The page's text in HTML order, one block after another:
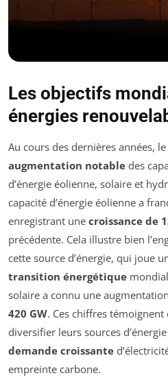
Les objectifs
énergies
Au cours des dernières années,
augmentation notable des
d’énergie éolienne, solaire et
capacité d’énergie éolienne a
enregistrant une croissance de
précédente. Cela illustre bien
cette source d’énergie, qui joue
transition énergétique
solaire a connu une
420 GW. Ces chiffres témoignent
diversifier leurs sources
demande croissante
empreinte carbone.